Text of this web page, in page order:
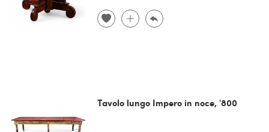
Tavolo lungo Impero in noce, '800